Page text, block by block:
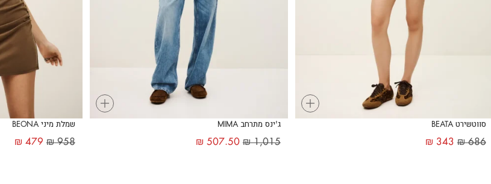
+
סווטשירט BEATA
₪686
₪ 343
+
ג'ינס מתרחב MIMA
₪1,015
₪ 507.50
שמלת מיני BEONA
₪958
₪ 479